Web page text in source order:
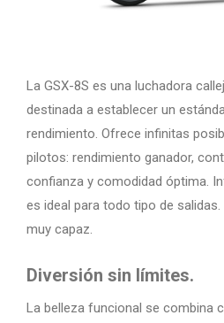
La GSX-8S es una luchadora
destinada a establecer un
rendimiento. Ofrece infinitas
pilotos: rendimiento ganador,
confianza y comodidad óptima.
es ideal para todo tipo de
muy capaz.
Diversión sin límites.
La belleza funcional se combina